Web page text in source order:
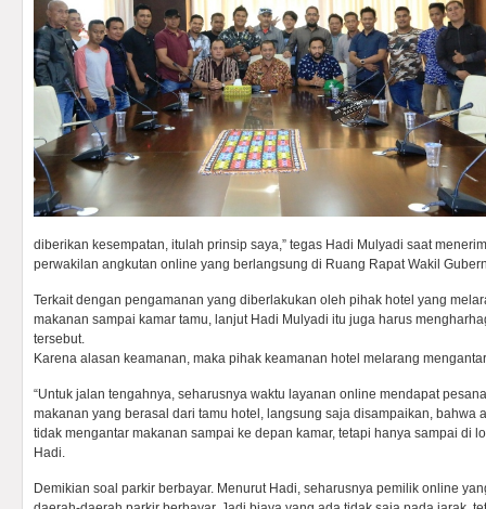
diberikan kesempatan, itulah prinsip saya,” tegas Hadi Mulyadi saat
perwakilan angkutan online yang berlangsung di Ruang Rapat Wakil
Terkait dengan pengamanan yang diberlakukan oleh pihak hotel yang
makanan sampai kamar tamu, lanjut Hadi Mulyadi itu juga harus
tersebut.
Karena alasan keamanan, maka pihak keamanan hotel melarang
“Untuk jalan tengahnya, seharusnya waktu layanan online mendapat
makanan yang berasal dari tamu hotel, langsung saja disampaikan, bahwa
tidak mengantar makanan sampai ke depan kamar, tetapi hanya sampai di
Hadi.
Demikian soal parkir berbayar. Menurut Hadi, seharusnya pemilik online